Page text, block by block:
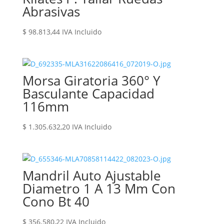
Abrasivas
$ 98.813,44 IVA Incluido
Morsa Giratoria 360° Y
Basculante Capacidad
116mm
$ 1.305.632,20 IVA Incluido
Mandril Auto Ajustable
Diametro 1 A 13 Mm Con
Cono Bt 40
$ 356.580,22 IVA Incluido